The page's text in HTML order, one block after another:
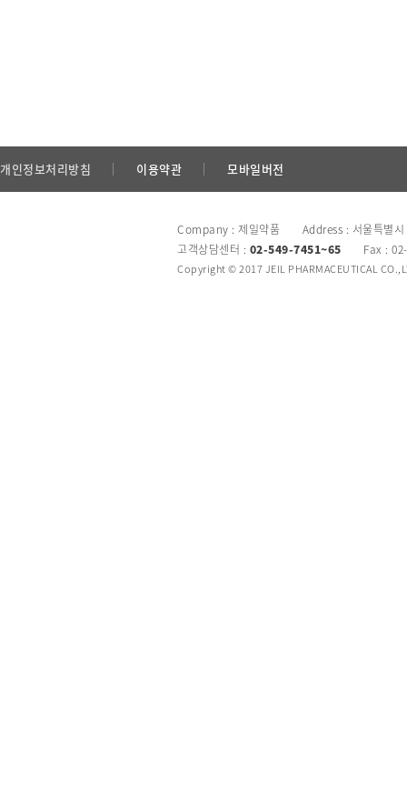
개인정보처리방침 이용약관 모바일버전
Company : 제일약품 Address : 서울특별시
고객상담센터 : 02-549-7451~65 Fax :
Copyright © 2017 JEIL PHARMACEUTICAL